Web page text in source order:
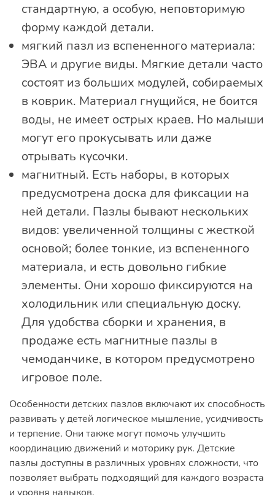
стандартную, а особую, неповторимую
форму каждой детали.
мягкий пазл из вспененного материала:
ЭВА и другие виды. Мягкие детали часто
состоят из больших модулей, собираемых
в коврик. Материал гнущийся, не боится
воды, не имеет острых краев. Но малыши
могут его прокусывать или даже
отрывать кусочки.
магнитный. Есть наборы, в которых
предусмотрена доска для фиксации на
ней детали. Пазлы бывают нескольких
видов: увеличенной толщины с жесткой
основой; более тонкие, из вспененного
материала, и есть довольно гибкие
элементы. Они хорошо фиксируются на
холодильник или специальную доску.
Для удобства сборки и хранения, в
продаже есть магнитные пазлы в
чемоданчике, в котором предусмотрено
игровое поле.
Особенности детских пазлов включают их способность
развивать у детей логическое мышление, усидчивость
и терпение. Они также могут помочь улучшить
координацию движений и моторику рук. Детские
пазлы доступны в различных уровнях сложности, что
позволяет выбрать подходящий для каждого возраста